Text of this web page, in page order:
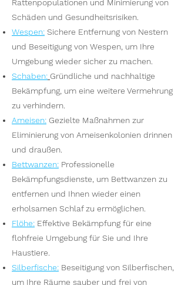
Rattenpopulationen und Minimierung von
Schäden und Gesundheitsrisiken.
Wespen: Sichere Entfernung von Nestern
und Beseitigung von Wespen, um Ihre
Umgebung wieder sicher zu machen.
Schaben: Gründliche und nachhaltige
Bekämpfung, um eine weitere Vermehrung
zu verhindern.
Ameisen: Gezielte Maßnahmen zur
Eliminierung von Ameisenkolonien drinnen
und draußen.
Bettwanzen: Professionelle
Bekämpfungsdienste, um Bettwanzen zu
entfernen und Ihnen wieder einen
erholsamen Schlaf zu ermöglichen.
Flöhe: Effektive Bekämpfung für eine
flohfreie Umgebung für Sie und Ihre
Haustiere.
Silberfische: Beseitigung von Silberfischen,
um Ihre Räume sauber und frei von